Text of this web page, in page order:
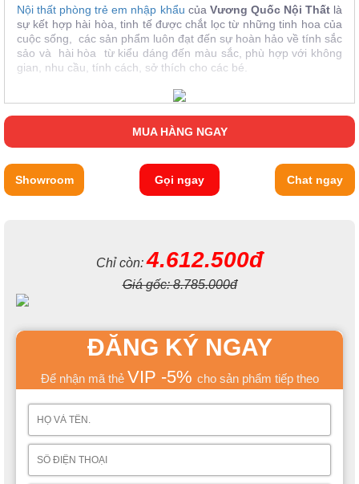
Nội thất phòng trẻ em nhập khẩu của Vương Quốc Nội Thấtlà
sự kết hợp hài hòa, tinh tế được chắt lọc từ những tinh hoa của
cuộc sống, các sản phẩm luôn đạt đến sự hoàn hảo về tính sắc
sảo và hài hòa từ kiểu dáng đến màu sắc, phù hợp với không
gian, nhu cầu, tính cách, sở thích cho các bé.
MUA HÀNG NGAY
Showroom Gọi ngay Chat ngay
Chỉ còn:4.612.500đ
Giá gốc:8.785.000đ
ĐĂNG KÝ NGAY
Để nhận mã thẻ VIP -5% cho sản phẩm tiếp theo